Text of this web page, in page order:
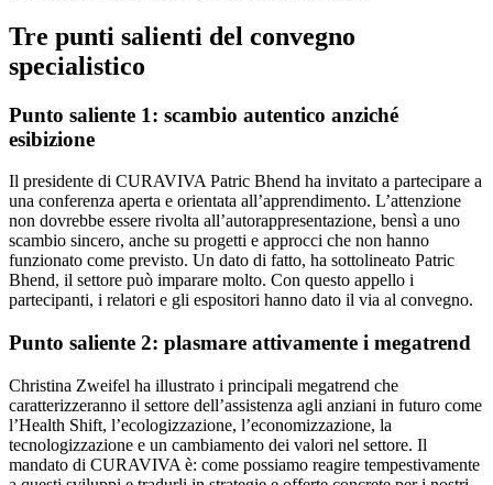
Tre punti salienti del convegno
specialistico
Punto saliente 1: scambio autentico anziché
esibizione
Il presidente di CURAVIVA Patric Bhend ha invitato a partecipare a
una conferenza aperta e orientata all’apprendimento. L’attenzione
non dovrebbe essere rivolta all’autorappresentazione, bensì a uno
scambio sincero, anche su progetti e approcci che non hanno
funzionato come previsto. Un dato di fatto, ha sottolineato Patric
Bhend, il settore può imparare molto. Con questo appello i
partecipanti, i relatori e gli espositori hanno dato il via al convegno.
Punto saliente 2: plasmare attivamente i megatrend
Christina Zweifel ha illustrato i principali megatrend che
caratterizzeranno il settore dell’assistenza agli anziani in futuro come
l’Health Shift, l’ecologizzazione, l’economizzazione, la
tecnologizzazione e un cambiamento dei valori nel settore. Il
mandato di CURAVIVA è: come possiamo reagire tempestivamente